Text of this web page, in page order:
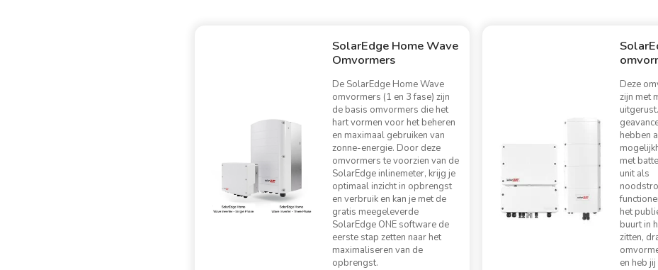
SolarEdge Home Wave
Omvormers
De SolarEdge Home Wave
omvormers (1 en 3 fase) zijn
de basis omvormers die het
hart vormen voor het beheren
en maximaal gebruiken van
zonne-energie. Door deze
omvormers te voorzien van de
SolarEdge inlinemeter, krijg je
optimaal inzicht in opbrengst
en verbruik en kan je met de
gratis meegeleverde
SolarEdge ONE software de
eerste stap zetten naar het
maximaliseren van de
opbrengst.
Deze
zijn met
hebben
met
unit als
het
buurt in
zitten,
en heb